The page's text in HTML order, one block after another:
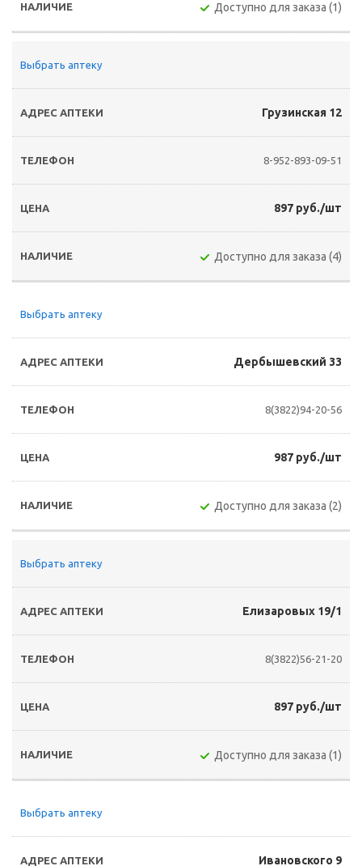
Доступно для заказа (1)
Выбрать аптеку
Грузинская 12
8-952-893-09-51
897 руб./шт
Доступно для заказа (4)
Выбрать аптеку
Дербышевский 33
8(3822)94-20-56
987 руб./шт
Доступно для заказа (2)
Выбрать аптеку
Елизаровых 19/1
8(3822)56-21-20
897 руб./шт
Доступно для заказа (1)
Выбрать аптеку
Ивановского 9